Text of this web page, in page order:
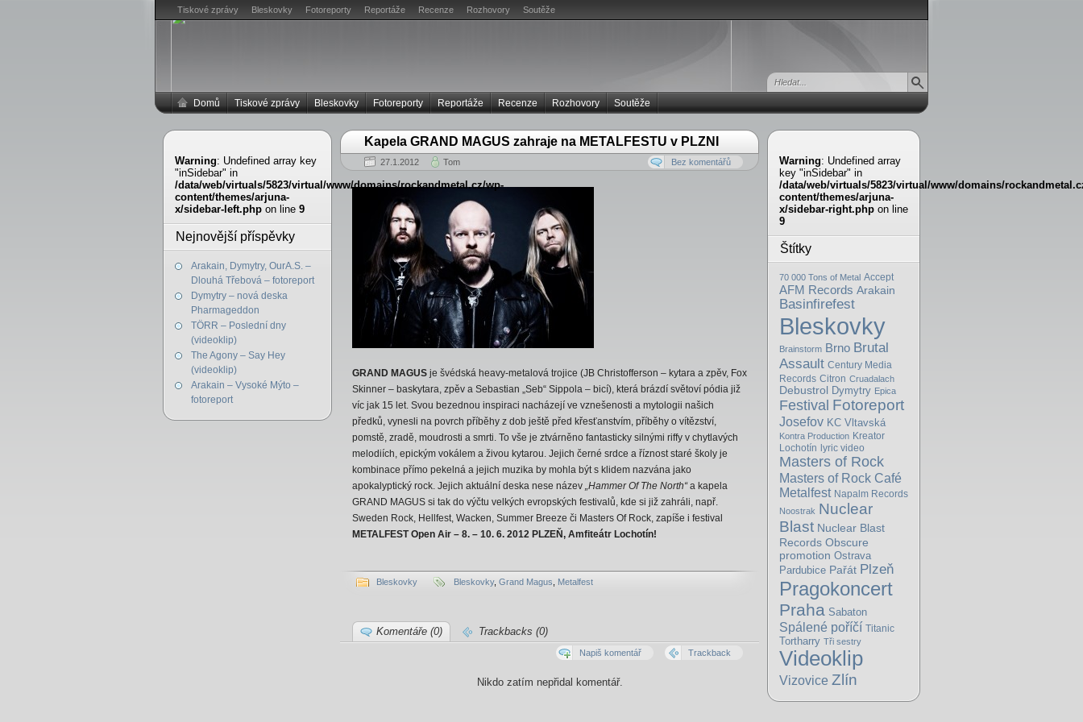
Tiskové zprávy Bleskovky Fotoreporty Reportáže Recenze Rozhovory Soutěže
Domů Tiskové zprávy Bleskovky Fotoreporty Reportáže Recenze Rozhovory Soutěže
Warning: Undefined array key
"inSidebar" in
/data/web/virtuals/5823/virtual/www/domains/rockandmetal.cz/wp-
content/themes/arjuna-
x/sidebar-left.php on line 9
Nejnovější příspěvky
Arakain, Dymytry, OurA.S. –
Dlouhá Třebová – fotoreport
Dymytry – nová deska
Pharmageddon
TÖRR – Poslední dny
(videoklip)
The Agony – Say Hey
(videoklip)
Arakain – Vysoké Mýto –
fotoreport
Warning: Undefined array
key "inSidebar" in
/data/web/virtuals/5823/virtual/www/domains/
content/themes/arjuna-
x/sidebar-right.php on line
9
Štítky
70 000 Tons of Metal Accept
AFM Records Arakain
Basinfirefest
Bleskovky
Brainstorm Brno Brutal
Assault Century Media
Records Citron Cruadalach
Debustrol Dymytry Epica
Festival Fotoreport
Josefov KC Vltavská
Kontra Production Kreator
Lochotín lyric video
Masters of Rock
Masters of Rock Café
Metalfest Napalm Records
Noostrak Nuclear
Blast Nuclear Blast
Records Obscure
promotion Ostrava
Pardubice Pařát Plzeň
Pragokoncert
Praha Sabaton
Spálené poříčí Titanic
Tortharry Tři sestry
Videoklip
Vizovice Zlín
Kapela GRAND MAGUS zahraje na METALFESTU v PLZNI
27.1.2012 Tom Bez komentářů
GRAND MAGUS je švédská heavy-metalová trojice (JB Christofferson – kytara a zpěv, Fox
Skinner – baskytara, zpěv a Sebastian „Seb“ Sippola – bicí), která brázdí světoví pódia již
víc jak 15 let. Svou bezednou inspiraci nacházejí ve vznešenosti a mytologii našich
předků, vynesli na povrch příběhy z dob ještě před křesťanstvím, příběhy o vítězství,
pomstě, zradě, moudrosti a smrti. To vše je ztvárněno fantasticky silnými riffy v chytlavých
melodiích, epickým vokálem a živou kytarou. Jejich černé srdce a říznost staré školy je
kombinace přímo pekelná a jejich muzika by mohla být s klidem nazvána jako
apokalyptický rock. Jejich aktuální deska nese název „Hammer Of The North“a kapela
GRAND MAGUS si tak do výčtu velkých evropských festivalů, kde si již zahráli, např.
Sweden Rock, Hellfest, Wacken, Summer Breeze či Masters Of Rock, zapíše i festival
METALFEST Open Air – 8. – 10. 6. 2012 PLZEŇ, Amfiteátr Lochotín!
Bleskovky Bleskovky, Grand Magus Metalfest
Komentáře (0) Trackbacks (0)
Napiš komentář Trackback
Nikdo zatím nepřidal komentář.